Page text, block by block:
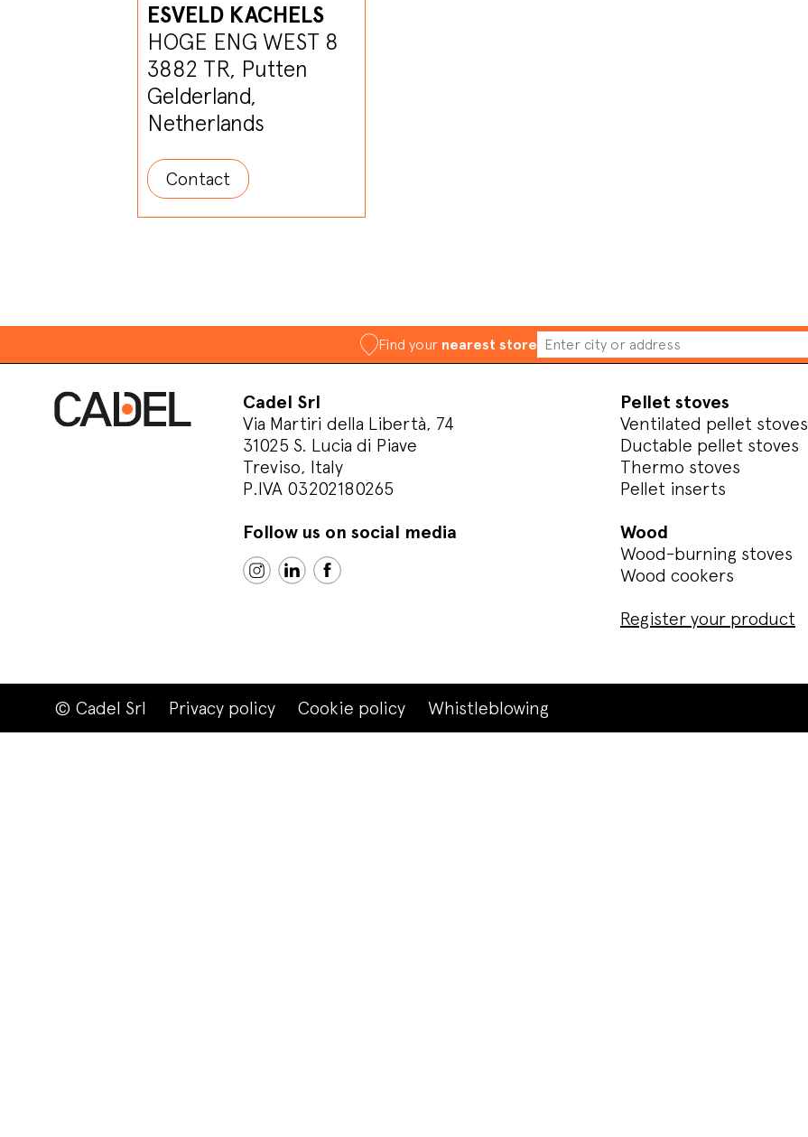
ESVELD KACHELS
HOGE ENG WEST 8
3882 TR, Putten
Gelderland,
Netherlands
Contact
Find your nearest store
Cadel Srl
Via Martiri della Libertà, 74
31025 S. Lucia di Piave
Treviso, Italy
P.IVA 03202180265
Follow us on social media
Pellet stoves
Ventilated pellet stoves
Ductable pellet stoves
Thermo stoves
Pellet inserts
Wood
Wood-burning stoves
Wood cookers
Register your product
© Cadel Srl Privacy policy Cookie policy Whistleblowing